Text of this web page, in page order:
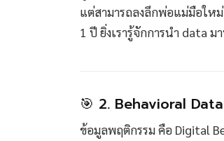
แต่สามารถลงลึกพ่อแม่มือให
1 ปี ยิ่งเรารู้จักการนำ data
🎯 2. Behavioral Data
ข้อมูลพฤติกรรม คือ Digital